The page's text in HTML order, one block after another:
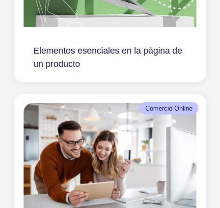
Elementos esenciales en la página de
un producto
Comercio Online